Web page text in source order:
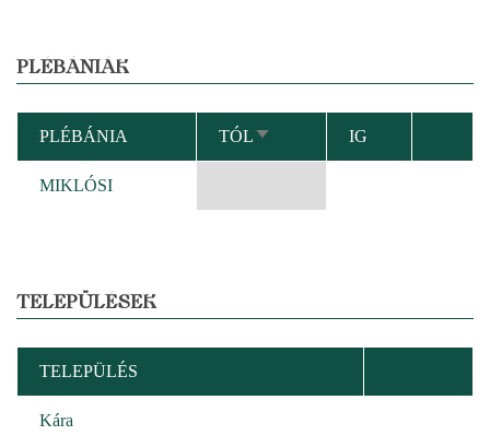
PLÉBÁNIÁK
PLÉBÁNIA TÓLNÖVEKVŐ
RENDEZÉS
IG
MIKLÓSI
TELEPÜLÉSEK
TELEPÜLÉS
Kára